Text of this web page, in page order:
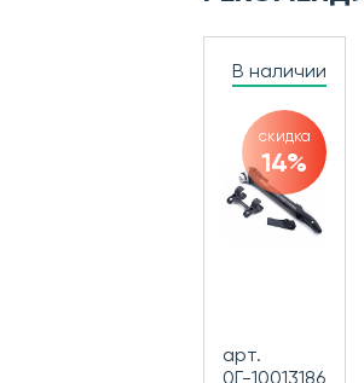
В наличии
скидка
14%
арт.